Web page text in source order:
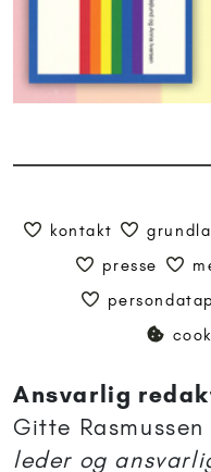
kontakt
presse
Ansvarlig
Gitte Rasmussen
leder og